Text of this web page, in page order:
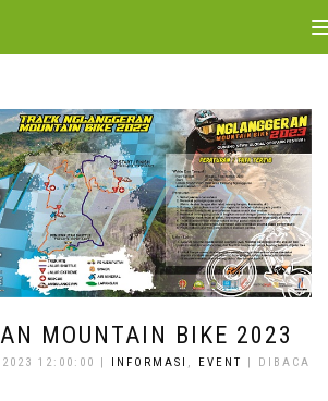
MOUNTAIN BIKE 2023
12:00:00 | INFORMASI , EVENT
| DIBACA